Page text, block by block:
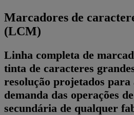
Marcadores de
(LCM)
Linha completa de
tinta de caracteres
resolução projetados para
demanda das operações
secundária de qualquer